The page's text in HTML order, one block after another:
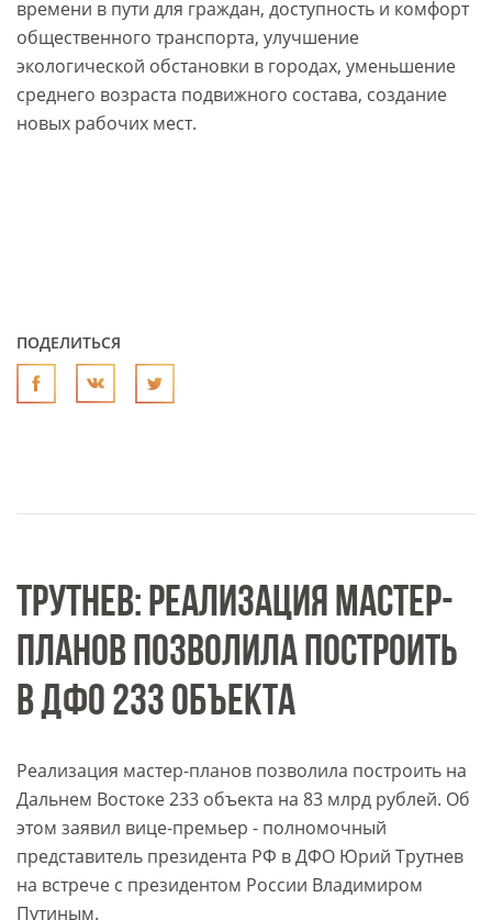
времени в пути для граждан, доступность и комфорт
общественного транспорта, улучшение
экологической обстановки в городах, уменьшение
среднего возраста подвижного состава, создание
новых рабочих мест.
ПОДЕЛИТЬСЯ
ТРУТНЕВ: РЕАЛИЗАЦИЯ МАСТЕР-
ПЛАНОВ ПОЗВОЛИЛА ПОСТРОИТЬ
В ДФО 233 ОБЪЕКТА
Реализация мастер-планов позволила построить на
Дальнем Востоке 233 объекта на 83 млрд рублей. Об
этом заявил вице-премьер - полномочный
представитель президента РФ в ДФО Юрий Трутнев
на встрече с президентом России Владимиром
Путиным.